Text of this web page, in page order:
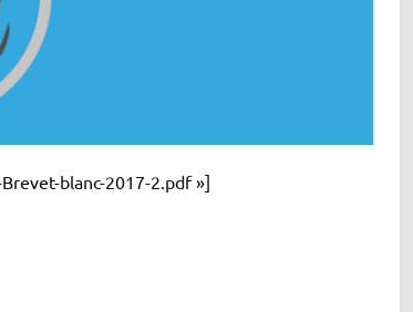
blanc-2017-2.pdf »]